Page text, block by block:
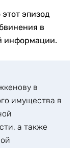
эпизод
в
информации.
в
имущества в
а также